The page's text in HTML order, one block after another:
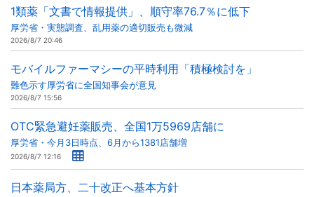
1類薬「文書で情報提供」、順守率76.7％に低下
厚労省・実態調査、乱用薬の適切販売も微減
2026/8/7 20:46
モバイルファーマシーの平時利用「積極検討を」
難色示す厚労省に全国知事会が意見
2026/8/7 15:56
OTC緊急避妊薬販売、全国1万5969店舗に
厚労省・今月3日時点、6月から1381店舗増
2026/8/7 12:16
日本薬局方、二十改正へ基本方針